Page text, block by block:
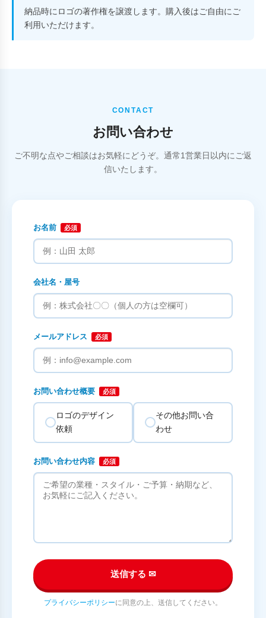
納品時にロゴの著作権を譲渡します。購入後はご自由にご
利用いただけます。
CONTACT
お問い合わせ
ご不明な点やご相談はお気軽にどうぞ。通常1営業日以内にご返
信いたします。
お名前 必須
会社名・屋号
メールアドレス 必須
お問い合わせ概要 必須
ロゴのデザイン
依頼
その他お問い合
わせ
お問い合わせ内容 必須
送信する ✉
プライバシーポリシーに同意の上、送信してください。